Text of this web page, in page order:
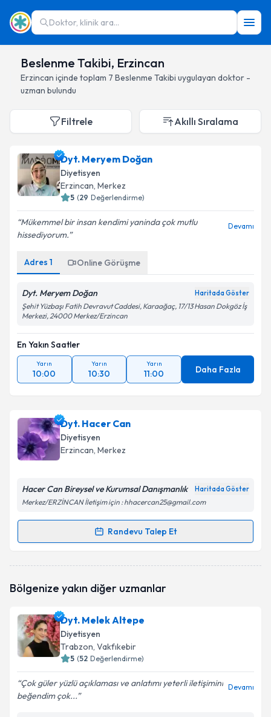
Doktor, klinik ara...
Beslenme Takibi, Erzincan
Erzincan içinde toplam 7 Beslenme Takibi uygulayan doktor -
uzman bulundu
Filtrele Akıllı Sıralama
Dyt. Meryem Doğan
Diyetisyen
Erzincan, Merkez
5 (29 Değerlendirme)
Mükemmel bir insan kendimi yaninda çok mutlu
hissediyorum.
Devamı
Adres 1 Online Görüşme
Dyt. Meryem Doğan Haritada Göster
Şehit Yüzbaşı Fatih Devravut Caddesi, Karaağaç, 17/13 Hasan Dokgöz İş
Merkezi, 24000 Merkez/Erzincan
En Yakın Saatler
Yarın
10:00
Yarın
10:30
Yarın
11:00 Daha Fazla
Dyt. Hacer Can
Diyetisyen
Erzincan, Merkez
Hacer Can Bireysel ve Kurumsal Danışmanlık Haritada Göster
Merkez/ERZİNCAN İletişim için : hhacercan25@gmail.com
Randevu Talep Et
Randevu Takvimi Talebi
Size bu uzmandan randevu almanız için bir takvim
E-posta Adresiniz
Kişisel verilerimin işlenmesine ilişkinAydınlatma
Metni'ni okudum ve kişisel verilerimin belirtilen
Bölgenize yakın diğer uzmanlar
Dyt. Melek Altepe
Diyetisyen
Trabzon, Vakfıkebir
5 (52 Değerlendirme)
Çok güler yüzlü açıklaması ve anlatımı yeterli iletişimini
beğendim çok...
Devamı